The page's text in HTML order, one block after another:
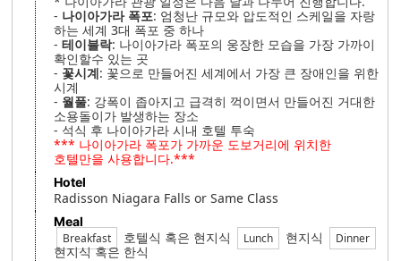
- 나이아가라 폭포: 엄청난 규모와 압도적인 스케일을 자랑
하는 세계 3대 폭포 중 하나
-테이블락: 나이아가라 폭포의 웅장한 모습을 가장 가까이
확인할수 있는 곳
- 꽃시계: 꽃으로 만들어진 세계에서 가장 큰 장애인을 위한
시계
- 월풀: 강폭이 좁아지고 급격히 꺽이면서 만들어진 거대한
소용돌이가 발생하는 장소
- 석식 후 나이아가라 시내 호텔 투숙
*** 나이아가라 폭포가 가까운 도보거리에 위치한
호텔만을 사용합니다.***
Hotel
Radisson Niagara Falls or Same Class
Meal
Breakfast
호텔식 혹은 현지식 Lunch 현지식 Dinner
현지식 혹은 한식